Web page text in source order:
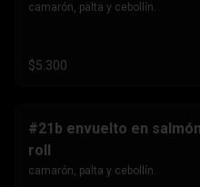
camarón, palta y cebollín.
$5.300
#21b envuelto en
roll
camarón, palta y cebollín.